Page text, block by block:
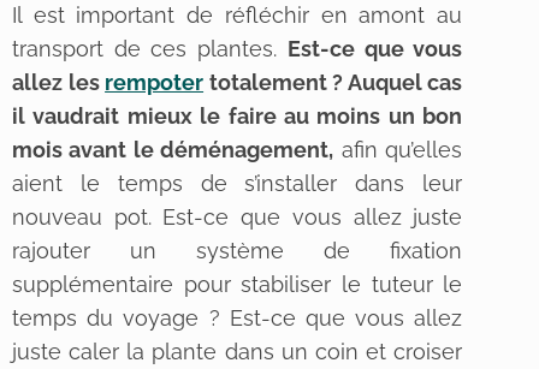
Il est important de réfléchir en amont au
transport de ces plantes. Est-ce que vous
allez les rempoter totalement ? Auquel cas
il vaudrait mieux le faire au moins un bon
mois avant le déménagement, afin qu’elles
aient le temps de s’installer dans leur
nouveau pot. Est-ce que vous allez juste
rajouter un système de fixation
supplémentaire pour stabiliser le tuteur le
temps du voyage ? Est-ce que vous allez
juste caler la plante dans un coin et croiser